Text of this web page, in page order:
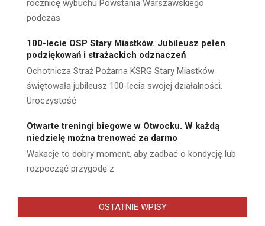
rocznicę wybuchu Powstania Warszawskiego
podczas
100-lecie OSP Stary Miastków. Jubileusz pełen
podziękowań i strażackich odznaczeń
Ochotnicza Straż Pożarna KSRG Stary Miastków
świętowała jubileusz 100-lecia swojej działalności.
Uroczystość
Otwarte treningi biegowe w Otwocku. W każdą
niedzielę można trenować za darmo
Wakacje to dobry moment, aby zadbać o kondycję lub
rozpocząć przygodę z
OSTATNIE WPISY